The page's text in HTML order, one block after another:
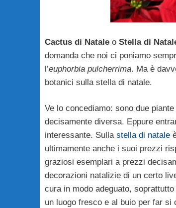
Cactus di NataleoStella di
domanda che noi ci poniamo
l’euphorbia pulcherrima. Ma è
botanici sulla stella di natale.
Ve lo concediamo: sono due
decisamente diversa. Eppure
interessante. Sulla stella di natale
ultimamente anche i suoi prezzi
graziosi esemplari a prezzi
decorazioni natalizie di un certo
cura in modo adeguato,
un luogo fresco e al buio per far si